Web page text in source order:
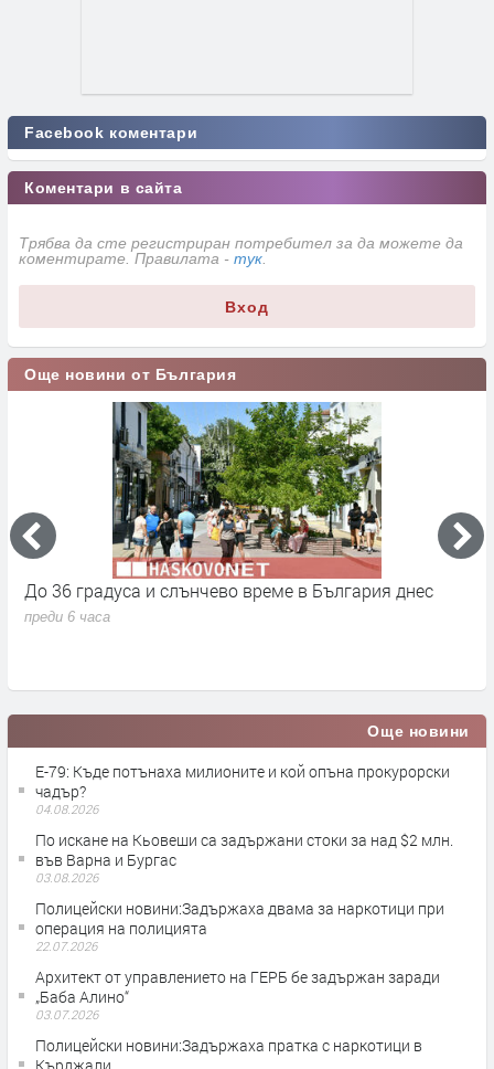
Facebook коментари
Коментари в сайта
Трябва да сте регистриран потребител за да можете да
коментирате. Правилата - тук
Вход
Още новини от България
До 36 градуса и слънчево време в България днес
преди 6 часа
Още новини
Е-79: Къде потънаха милионите и кой опъна прокурорски
чадър?
04.08.2026
По искане на Кьовеши са задържани стоки за над $2 млн.
във Варна и Бургас
03.08.2026
Полицейски новини:Задържаха двама за наркотици при
операция на полицията
22.07.2026
Архитект от управлението на ГЕРБ бе задържан заради
„Баба Алино“
03.07.2026
Полицейски новини:Задържаха пратка с наркотици в